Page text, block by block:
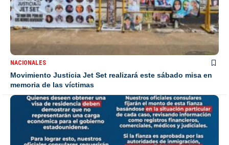
NACIONALES
Movimiento Justicia Jet Set realizará este sábado misa en
memoria de las víctimas